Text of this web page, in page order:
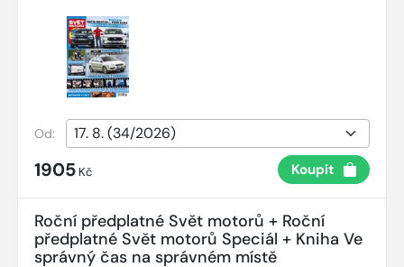
Od:
1905 Kč Koupit
Roční předplatné Svět motorů + Roční
předplatné Svět motorů Speciál + Kniha Ve
správný čas na správném místě